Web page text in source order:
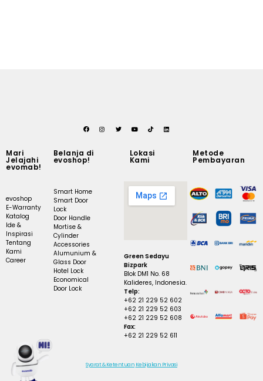
Mari
Jelajahi
evomab!
evoshop
E-Warranty
Katalog
Ide &
Inspirasi
Tentang
Kami
Career
Belanja di
evoshop!
Smart Home
Smart Door
Lock
Door Handle
Mortise &
Cylinder
Accessories
Alumunium &
Glass Door
Hotel Lock
Economical
Door Lock
Lokasi
Kami
Green Sedayu
Bizpark
Blok DM1 No. 68
Kalideres, Indonesia.
Telp:
+62 21 229 52 602
+62 21 229 52 603
+62 21 229 52 608
Fax:
+62 21 229 52 611
Metode
Pembayaran
Syarat & Ketentuan Kebijakan Privasi